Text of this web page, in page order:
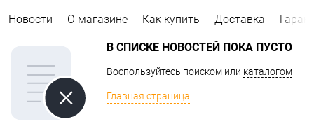
Новости О магазине Как купить Доставка
В СПИСКЕ НОВОСТЕЙ ПОКА ПУСТО
Воспользуйтесь поиском или каталогом
Главная страница